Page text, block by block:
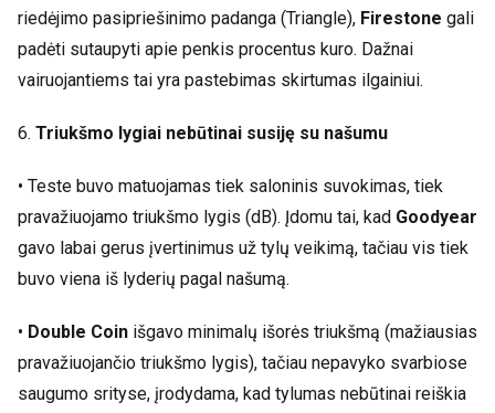
riedėjimo pasipriešinimo padanga (Triangle), Firestone gali
padėti sutaupyti apie penkis procentus kuro. Dažnai
vairuojantiems tai yra pastebimas skirtumas ilgainiui.
6. Triukšmo lygiai nebūtinai susiję su našumu
• Teste buvo matuojamas tiek saloninis suvokimas, tiek
pravažiuojamo triukšmo lygis (dB). Įdomu tai, kad Goodyear
gavo labai gerus įvertinimus už tylų veikimą, tačiau vis tiek
buvo viena iš lyderių pagal našumą.
• Double Coin išgavo minimalų išorės triukšmą (mažiausias
pravažiuojančio triukšmo lygis), tačiau nepavyko svarbiose
saugumo srityse, įrodydama, kad tylumas nebūtinai reiškia